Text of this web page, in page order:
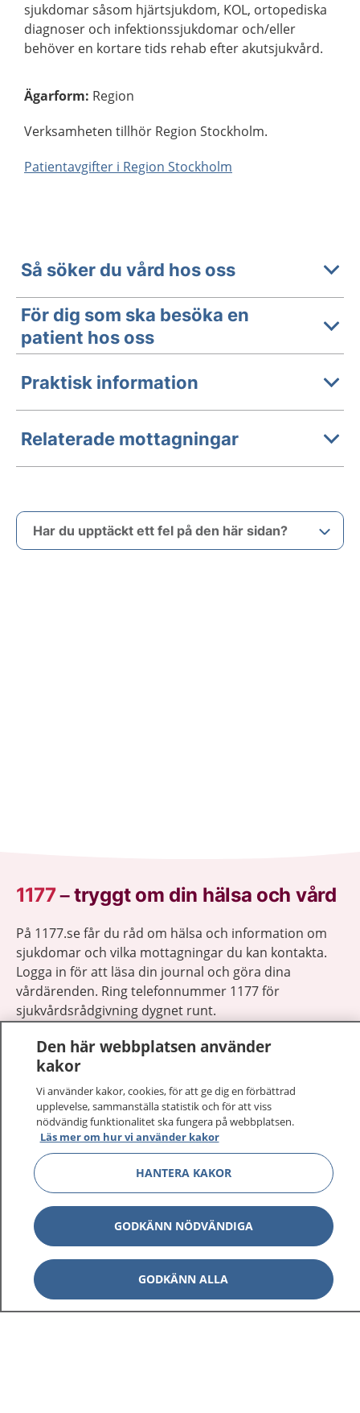
sjukdomar såsom hjärtsjukdom, KOL, ortopediska
diagnoser och infektionssjukdomar och/eller
behöver en kortare tids rehab efter akutsjukvård.
Ägarform: Region
Verksamheten tillhör Region Stockholm.
Patientavgifter i Region Stockholm
Så söker du vård hos oss
För dig som ska besöka en
patient hos oss
Praktisk information
Relaterade mottagningar
Har du upptäckt ett fel på den här sidan?
1177–tryggt om din hälsa och vård
På 1177.se får du råd om hälsa och information om
sjukdomar och vilka mottagningar du kan kontakta.
Logga in för att läsa din journal och göra dina
vårdärenden. Ring telefonnummer 1177 för
sjukvårdsrådgivning dygnet runt.
1177 på flera språk
Om 1177 Visa
Kontakt Visa
Behandling av personuppgifter
Den här webbplatsen använder
kakor
Vi använder kakor, cookies, för att ge dig en förbättrad
upplevelse, sammanställa statistik och för att viss
nödvändig funktionalitet ska fungera på webbplatsen.
Läs mer om hur vi använder kakor
HANTERA KAKOR
GODKÄNN NÖDVÄNDIGA
GODKÄNN ALLA